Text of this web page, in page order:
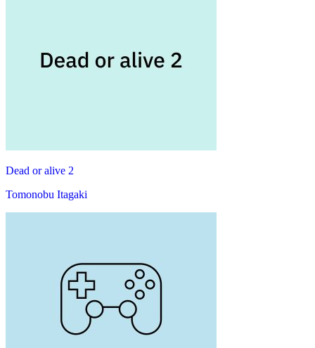
Dead or alive 2
Tomonobu Itagaki